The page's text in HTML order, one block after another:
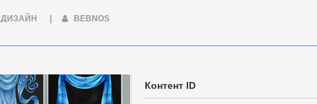
ДИЗАЙН BEBNOS
Контент ID